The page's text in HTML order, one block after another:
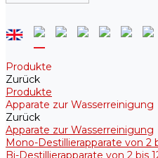
Produkte
Zurück
Produkte
Apparate zur Wasserreinigung
Zurück
Apparate zur Wasserreinigung
Mono-Destillierapparate von 2
Bi-Destillierapparate von 2 bis